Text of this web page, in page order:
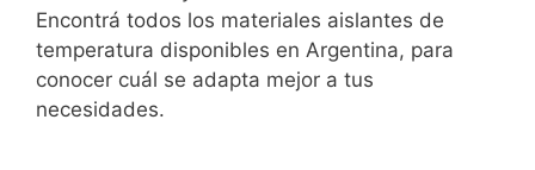
Encontrá todos los materiales aislantes de
temperatura disponibles en Argentina, para
conocer cuál se adapta mejor a tus
necesidades.